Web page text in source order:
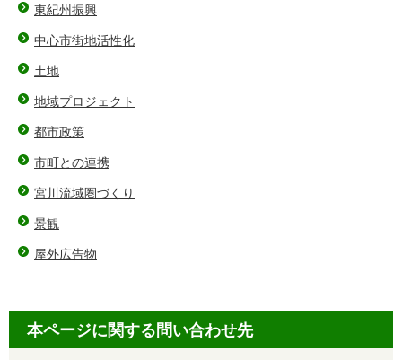
東紀州振興
中心市街地活性化
土地
地域プロジェクト
都市政策
市町との連携
宮川流域圏づくり
景観
屋外広告物
本ページに関する問い合わせ先